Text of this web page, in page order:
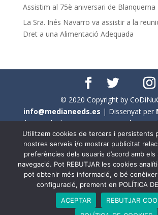
Assistim al 75è aniversari de Blanquerna
La Sra. Inés Navarro va assistir a la
Dret a una Alimentació Adequada
© 2020 Copyright by
info@medianeeds.es | Dissenyat per
| Tots els drets reservats a
Avís per cookies
En aquest web s'ha tingut en compte
llenguatge. No obstant això, i a causa
extensió, no s'ha pogut fer de manera
aquest motiu, a vegades , s'ha utilitzat el
genèric, atès que és una professió que
Utilitzem cookies de tercers i persistents
nostres serveis i/o mostrar publicitat
preferències dels usuaris d’acord amb
navegació. Pot REBUTJAR les cookies
pot obtenir més informació, o bé
configuració, prement en POLÍTICA DE
ACEPTAR
REBUTJAR